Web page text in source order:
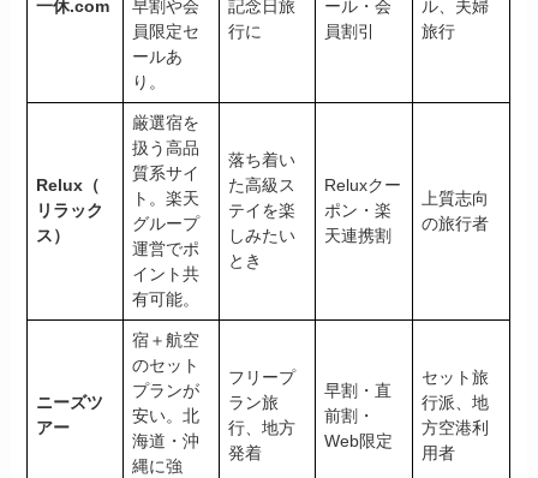
一休.com
早割や会
員限定セ
ールあ
り。
記念日旅
行に
ール・会
員割引
ル、夫婦
旅行
Relux（
リラック
ス）
厳選宿を
扱う高品
質系サイ
ト。楽天
グループ
運営でポ
イント共
有可能。
落ち着い
た高級ス
テイを楽
しみたい
とき
Reluxクー
ポン・楽
天連携割
上質志向
の旅行者
ニーズツ
アー
宿＋航空
のセット
プランが
安い。北
海道・沖
縄に強
フリープ
ラン旅
行、地方
発着
早割・直
前割・
Web限定
セット旅
行派、地
方空港利
用者